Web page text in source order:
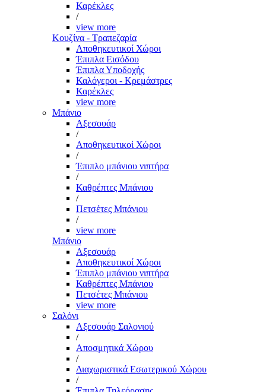
Καρέκλες
/
view more
Κουζίνα - Τραπεζαρία
Αποθηκευτικοί Χώροι
Έπιπλα Εισόδου
Έπιπλα Υποδοχής
Καλόγεροι - Κρεμάστρες
Καρέκλες
view more
Μπάνιο
Αξεσουάρ
/
Αποθηκευτικοί Χώροι
/
Έπιπλο μπάνιου νιπτήρα
/
Καθρέπτες Μπάνιου
/
Πετσέτες Μπάνιου
/
view more
Μπάνιο
Αξεσουάρ
Αποθηκευτικοί Χώροι
Έπιπλο μπάνιου νιπτήρα
Καθρέπτες Μπάνιου
Πετσέτες Μπάνιου
view more
Σαλόνι
Αξεσουάρ Σαλονιού
/
Αποσμητικά Χώρου
/
Διαχωριστικά Εσωτερικού Χώρου
/